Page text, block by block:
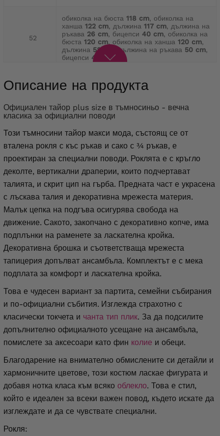
52
обиколка на бюста 118 cm, обиколка на
ханша 122 cm, дължина 117 cm, дължина на
ръкава 26 cm, бицепси 40 cm, обиколка на
бюста 120 cm, обиколка на ханша 120 cm,
дължина 58 cm , дължина на ръкава 50 cm,
бицепси 40 cm
ханша 126 cm, дължина 119 cm
бюста
126 cm , обиколка на ханша 126 cm
дължина 59 cm , дължина на ръкава 50 cm
бицепси
42 cm
56
обиколка на бюста 128 cm, обиколка на
ханша 136 cm , дължина 120 cm, дължина на
ръкава 27 cm, бицепси 44 cm, обиколка на
дължина 61 cm, дължина на ръкава 52 cm
бицепси 44 cm
Описание на продукта
Официален тайор plus size в тъмносиньо - вечна
класика за официални поводи
Този тъмносини тайор макси мода, състоящ се от
вталена рокля с къс ръкав и сако с ¾ ръкав, е
проектиран за специални поводи. Роклята е с кръгло
деколте, вертикални драперии, които подчертават
талията, и скрит цип на гърба. Предната част е украсена
с лъскава талия и декоративна мрежеста материя.
Малък цепка на подгъва осигурява свобода на
движение. Сакото, закопчано с декоративно копче, има
подплънки на раменете за ласкателна кройка.
Декоративна брошка и съответстваща мрежеста
тапицерия допълват ансамбъла. Комплектът е с мека
подплата за комфорт и ласкателна кройка.
Това е чудесен вариант за партита, семейни събирания
и по-официални събития. Изглежда страхотно с
класически токчета и чанта тип плик. За да подсилите
допълнително официалното усещане на ансамбъла,
помислете за аксесоари като фин колие и обеци.
Благодарение на внимателно обмислените си детайли и
хармоничните цветове, този костюм ласкае фигурата и
добавя нотка класа към всяко облекло. Това е стил,
който е идеален за всеки важен повод, където искате да
изглеждате и да се чувствате специални.
Рокля: